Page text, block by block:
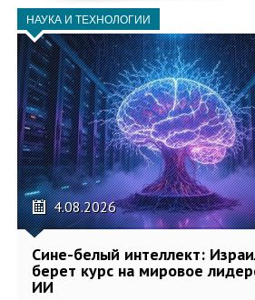
НАУКА И ТЕХНОЛОГИИ
4.08.2026
Сине-белый интеллект:
берет курс на мировое
ИИ